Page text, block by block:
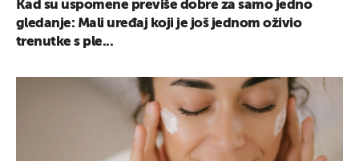
Kad su uspomene previše dobre za samo jedno
gledanje: Mali uređaj koji je još jednom oživio
trenutke s ple...